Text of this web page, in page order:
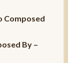
Composed
By –